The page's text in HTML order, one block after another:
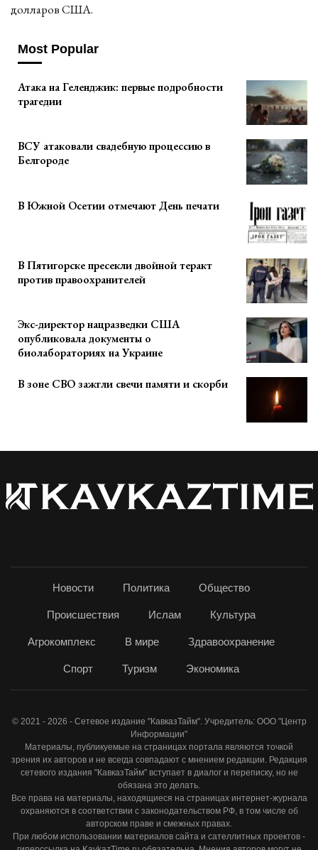
долларов CША.
Most Popular
Атака на Геленджик: первые подробности
трагедии
ВСУ атаковали свадебную процессию в
Белгороде
В Южной Осетии отмечают День печати
В Пятигорске пресекли двойной теракт
против правоохранителей
Экс-директор нацразведки США
опубликовала документы о
биолабораториях на Украине
В зоне СВО зажгли свечи памяти и скорби
Новости Политика Общество
Происшествия Ислам Культура
Агрокомплекс В мире Здравоохранение
Спорт Туризм Экономика
© 2021 - 2026 - Сетевое издание "КавказТайм". Учредитель: ООО "Центр
Информации"
Материалы, публикуемые на страницах портала являются точкой
зрения их авторов и не всегда совпадают с мнением редакции. Редакция
сетевого издания "КавказТайм" вступает в диалог и переписку, но не
обязана это делать.
Все права на материалы, находящиеся на страницах интернет-журнала
охраняются в соответствии с законодательством РФ, в том числе об
авторском праве и смежных правах.
При любом использовании материалов сайта и сателлитных проектов -